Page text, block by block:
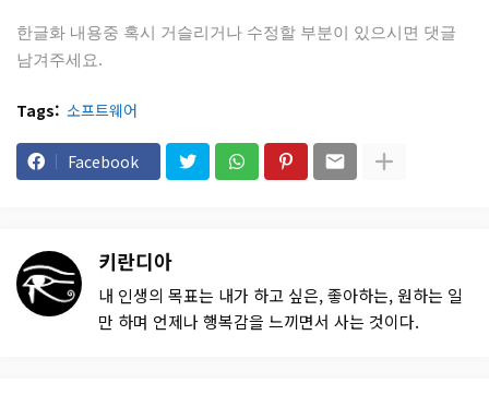
한글화 내용중 혹시 거슬리거나 수정할 부분이 있으시면 댓글
남겨주세요.
Tags: 소프트웨어
Facebook
키란디아
내 인생의 목표는 내가 하고 싶은, 좋아하는, 원하는 일
만 하며 언제나 행복감을 느끼면서 사는 것이다.